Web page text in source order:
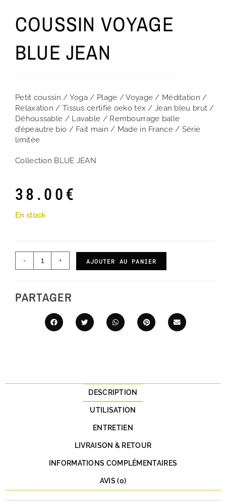
COUSSIN VOYAGE
BLUE JEAN
Petit coussin / Yoga / Plage / Voyage / Méditation /
Relaxation / Tissus certifié oeko tex / Jean bleu brut /
Déhoussable / Lavable / Rembourrage balle
d’épeautre bio / Fait main / Made in France / Série
limitée
Collection BLUE JEAN
38.00€
En stock
- + AJOUTER AU PANIER
PARTAGER
DESCRIPTION
UTILISATION
ENTRETIEN
LIVRAISON & RETOUR
INFORMATIONS COMPLÉMENTAIRES
AVIS (0)